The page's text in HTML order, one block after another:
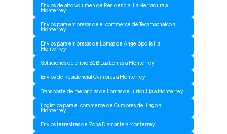
Envios de alto volumen de Residencial La Herradura a
Monterrey
Envios para empresas de e-commerce de Tecamachalco a
Monterrey
Envios para empresas de Lomas de Angelópolis II a
Monterrey
Soluciones de envio B2B Las Lomas a Monterrey
Envios de Residencial Cumbres a Monterrey
Transporte de merancias de Lomas de Juriquilla a Monterrey
Logistica para e-commerce de Cumbres del Lago a
Monterrey
Envios terrestres de Zona Diamante a Monterrey